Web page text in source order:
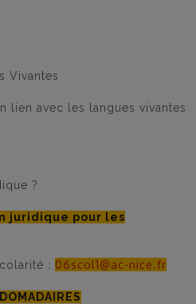
Vivantes
lien avec les langues vivantes
?
juridique pour les
: 06scol1@ac-nice.fr